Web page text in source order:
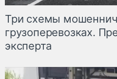
Три схемы
грузоперевозках.
эксперта